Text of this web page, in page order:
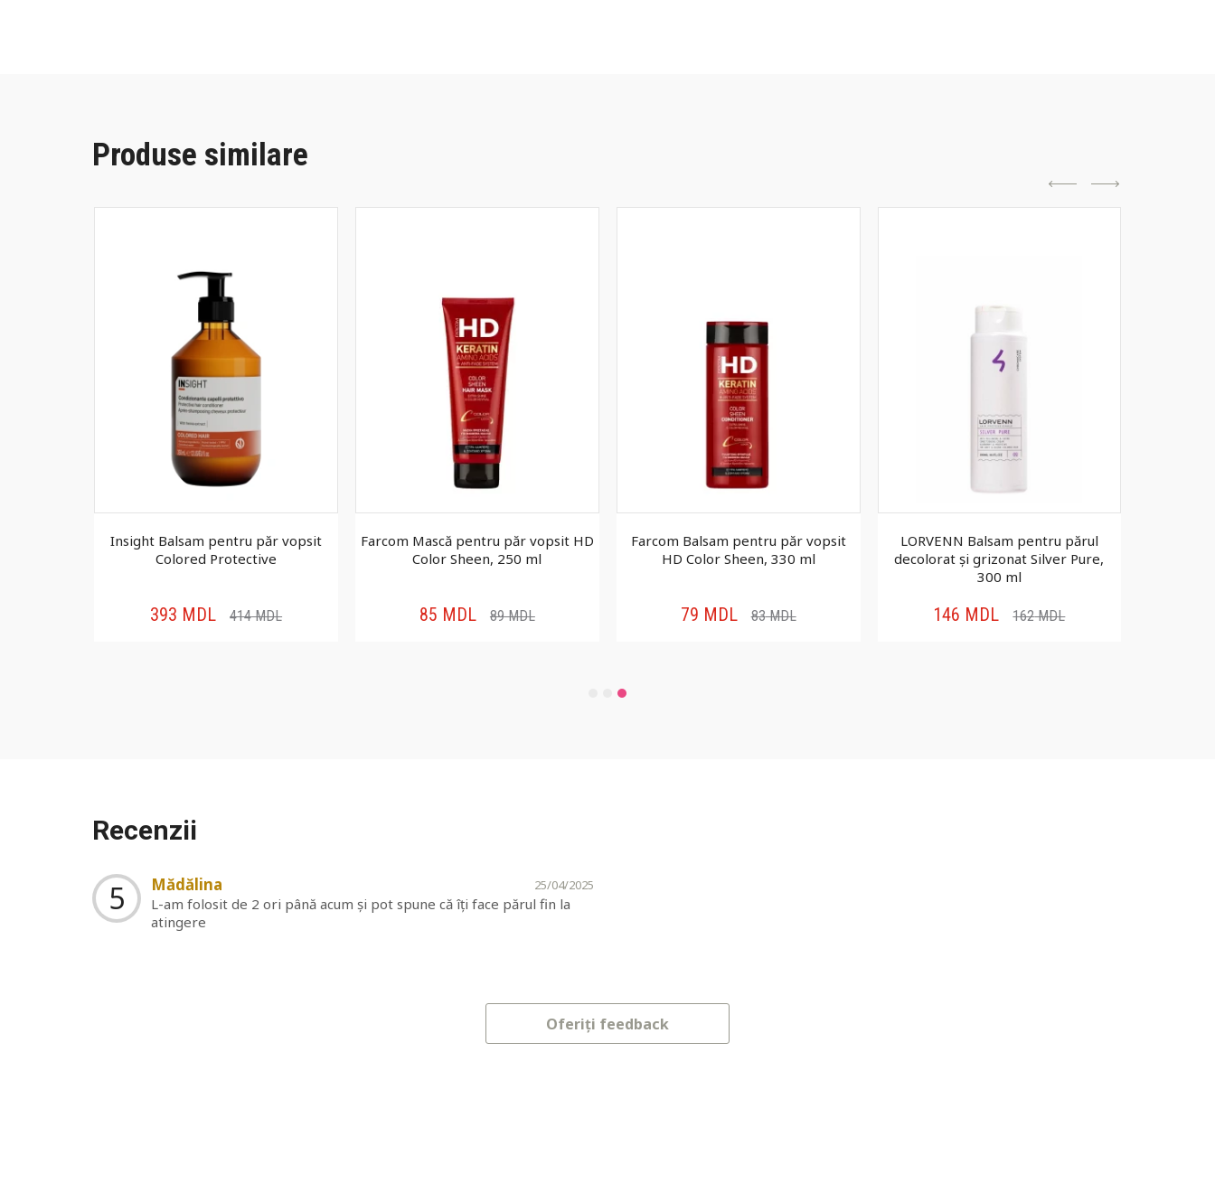
Produse similare
Insight Balsam pentru păr vopsit
Colored Protective
393 MDL 414MDL
Farcom Mască pentru păr vopsit HD
Color Sheen, 250 ml
85 MDL 89MDL
Farcom Balsam pentru păr vopsit
HD Color Sheen, 330 ml
79 MDL 83MDL
LORVENN Balsam pentru părul
decolorat și grizonat Silver Pure,
300 ml
146 MDL 162MDL
Recenzii
5 Mădălina 25/04/2025
L-am folosit de 2 ori până acum și pot spune că îți face părul fin la
atingere
Oferiți feedback